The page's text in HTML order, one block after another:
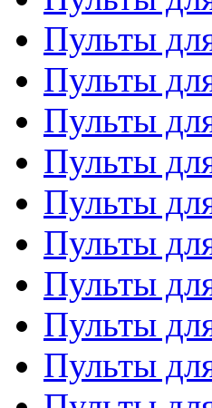
Пульты
Пульты
Пульты
Пульты
Пульты
Пульты
Пульты
Пульты
Пульты